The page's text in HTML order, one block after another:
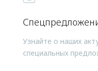
Узнайте о наших
специальных